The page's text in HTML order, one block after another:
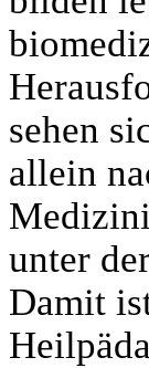
sehen
allein
unter
Damit